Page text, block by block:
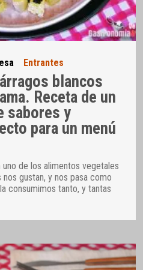
Entrantes
blancos
Receta de un
sabores y
para un menú
de los alimentos vegetales
gustan, y nos pasa como
consumimos tanto, y tantas